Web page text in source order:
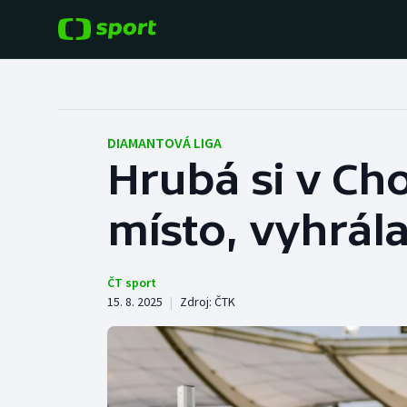
Hokej
Tenis
Cyklistika
Baseball a softbal
Basketbal
Boby a skeleton
DIAMANTOVÁ LIGA
Hrubá si v
místo,
ČT sport
15. 8. 2025 | Zdroj: ČTK